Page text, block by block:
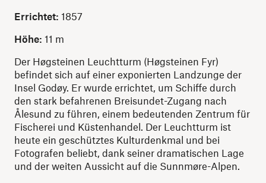
Errichtet: 1857
Höhe: 11 m
Der Høgsteinen Leuchtturm (Høgsteinen Fyr)
befindet sich auf einer exponierten Landzunge der
Insel Godøy. Er wurde errichtet, um Schiffe durch
den stark befahrenen Breisundet-Zugang nach
Ålesund zu führen, einem bedeutenden Zentrum für
Fischerei und Küstenhandel. Der Leuchtturm ist
heute ein geschütztes Kulturdenkmal und bei
Fotografen beliebt, dank seiner dramatischen Lage
und der weiten Aussicht auf die Sunnmøre-Alpen.